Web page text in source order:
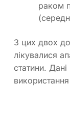
раком
З цих двох
лікувалися
статини.